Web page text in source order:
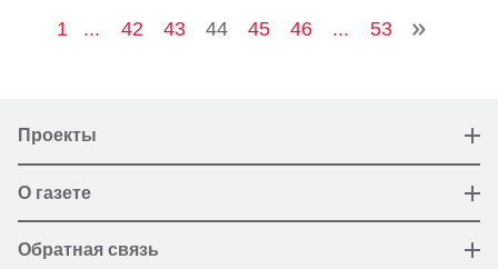
1 ... 42 43 44 45 46 ... 53
Проекты
О газете
Обратная связь